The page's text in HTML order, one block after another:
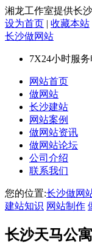
湘龙工作室提供长
设为首页 | 收藏本站
长沙做网站
7X24小时服务
网站首页
做网站
长沙建站
网站案例
做网站资讯
做网站论坛
公司介绍
联系我们
您的位置:长沙做网
建站知识 网站制作
长沙天马公